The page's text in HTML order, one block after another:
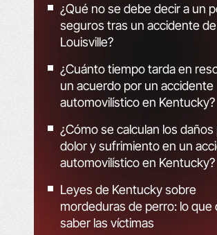
¿Qué no se debe decir a un
seguros tras un accidente
Louisville?
¿Cuánto tiempo tarda en
un acuerdo por un accidente
automovilístico en Kentucky?
¿Cómo se calculan los daños
dolor y sufrimiento en un
automovilístico en Kentucky?
Leyes de Kentucky sobre
mordeduras de perro: lo que
saber las víctimas